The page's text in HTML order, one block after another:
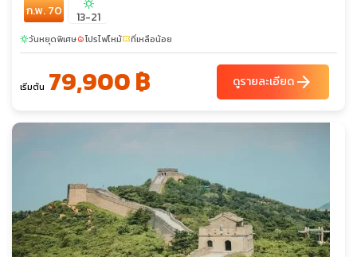
ก.พ. 70 sunny
13-21
sunnyวันหยุดพิเศษlocal_fire_departmentโปรไฟไหม้confirmation_numberที่เหลือน้อย
เริ่มต้น 79,900 ฿ ดูรายละเอียดarrow_forward